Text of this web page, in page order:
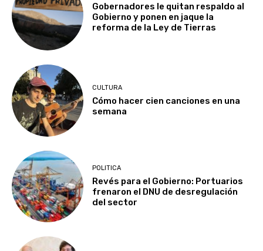
Gobernadores le quitan respaldo al
Gobierno y ponen en jaque la
reforma de la Ley de Tierras
CULTURA
Cómo hacer cien canciones en una
semana
POLITICA
Revés para el Gobierno: Portuarios
frenaron el DNU de desregulación
del sector